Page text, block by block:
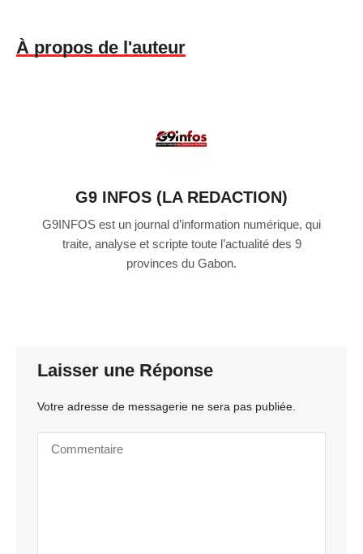
À propos de l'auteur
G9 INFOS (LA REDACTION)
G9INFOS est un journal d’information numérique, qui
traite, analyse et scripte toute l’actualité des 9
provinces du Gabon.
Laisser une Réponse
Votre adresse de messagerie ne sera pas publiée.